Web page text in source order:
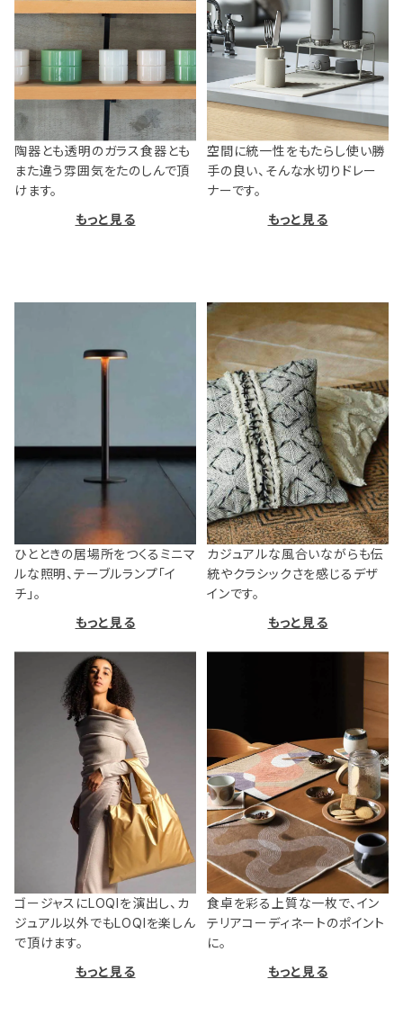
陶器とも透明のガラス食器とも
また違う雰囲気をたのしんで頂
けます。
もっと見る
空間に統一性をもたらし使い勝
手の良い、そんな水切りドレー
ナーです。
もっと見る
ひとときの居場所をつくるミニマ
ルな照明、テーブルランプ「イ
チ」。
もっと見る
カジュアルな風合いながらも伝
統やクラシックさを感じるデザ
インです。
もっと見る
ゴージャスにLOQIを演出し、カ
ジュアル以外でもLOQIを楽しん
で頂けます。
もっと見る
食卓を彩る上質な一枚で、イン
テリアコーディネートのポイント
に。
もっと見る